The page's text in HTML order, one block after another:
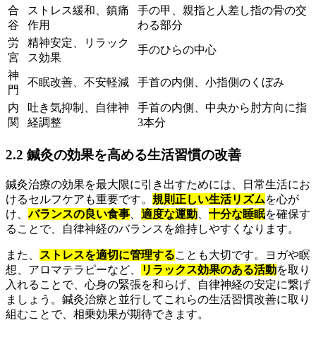
合
谷
ストレス緩和、鎮痛
作用
手の甲、親指と人差し指の骨の交
わる部分
労
宮
精神安定、リラック
ス効果
手のひらの中心
神
門
不眠改善、不安軽減 手首の内側、小指側のくぼみ
内
関
吐き気抑制、自律神
経調整
手首の内側、中央から肘方向に指
3本分
2.2 鍼灸の効果を高める生活習慣の改善
鍼灸治療の効果を最大限に引き出すためには、日常生活にお
けるセルフケアも重要です。 規則正しい生活リズムを心が
け、バランスの良い食事 適度な運動 十分な睡眠を確保す
ることで、自律神経のバランスを維持しやすくなります。
また、 ストレスを適切に管理することも大切です。ヨガや瞑
想、アロマテラピーなど、
リラックス効果のある活動を取り
入れることで、心身の緊張を和らげ、自律神経の安定に繋げ
ましょう。鍼灸治療と並行してこれらの生活習慣改善に取り
組むことで、相乗効果が期待できます。